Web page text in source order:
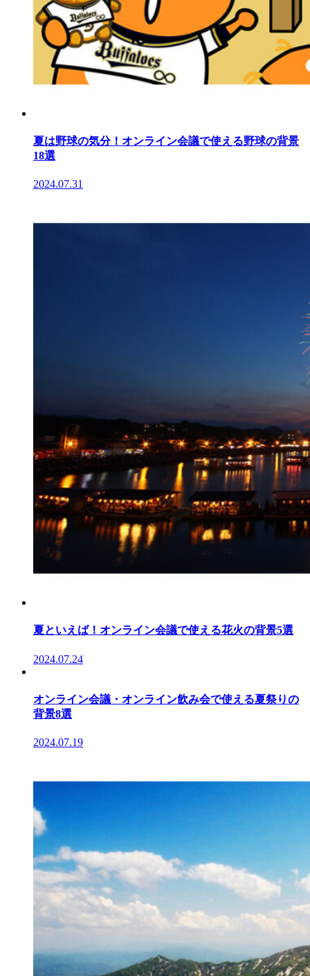
夏は野球の気分！オンライン会議で使える野球の背景
18選
2024.07.31
夏といえば！オンライン会議で使える花火の背景5選
2024.07.24
オンライン会議・オンライン飲み会で使える夏祭りの
背景8選
2024.07.19